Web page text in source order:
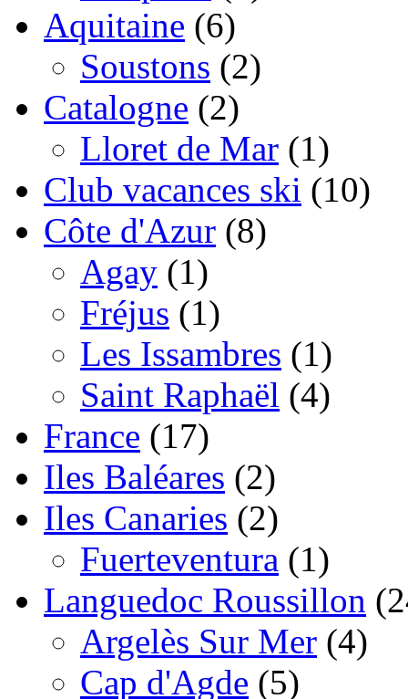
Aquitaine (6)
Soustons (2)
Catalogne (2)
Lloret de Mar (1)
Club vacances ski (10)
Côte d'Azur (8)
Agay (1)
Fréjus (1)
Les Issambres (1)
Saint Raphaël (4)
France (17)
Iles Baléares (2)
Iles Canaries (2)
Fuerteventura (1)
Languedoc Roussillon
Argelès Sur Mer (4)
Cap d'Agde (5)